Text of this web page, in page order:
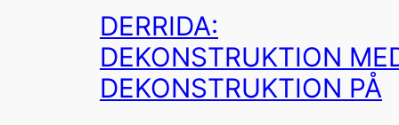
DERRIDA:
DEKONSTRUKTION
DEKONSTRUKTION PÅ